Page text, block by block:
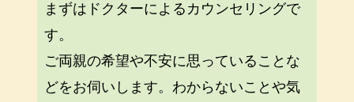
まずはドクターによるカウンセリングで
す。
ご両親の希望や不安に思っていることな
どをお伺いします。わからないことや気